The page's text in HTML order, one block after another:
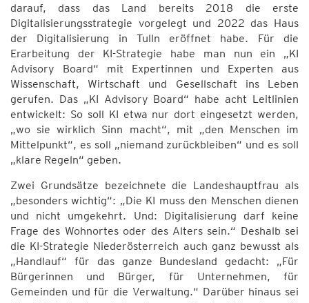
darauf, dass das Land bereits 2018 die erste
Digitalisierungsstrategie vorgelegt und 2022 das Haus
der Digitalisierung in Tulln eröffnet habe. Für die
Erarbeitung der KI-Strategie habe man nun ein „KI
Advisory Board“ mit Expertinnen und Experten aus
Wissenschaft, Wirtschaft und Gesellschaft ins Leben
gerufen. Das „KI Advisory Board“ habe acht Leitlinien
entwickelt: So soll KI etwa nur dort eingesetzt werden,
„wo sie wirklich Sinn macht“, mit „den Menschen im
Mittelpunkt“, es soll „niemand zurückbleiben“ und es soll
„klare Regeln“ geben.
Zwei Grundsätze bezeichnete die Landeshauptfrau als
„besonders wichtig“: „Die KI muss den Menschen dienen
und nicht umgekehrt. Und: Digitalisierung darf keine
Frage des Wohnortes oder des Alters sein.“ Deshalb sei
die KI-Strategie Niederösterreich auch ganz bewusst als
„Handlauf“ für das ganze Bundesland gedacht: „Für
Bürgerinnen und Bürger, für Unternehmen, für
Gemeinden und für die Verwaltung.“ Darüber hinaus sei